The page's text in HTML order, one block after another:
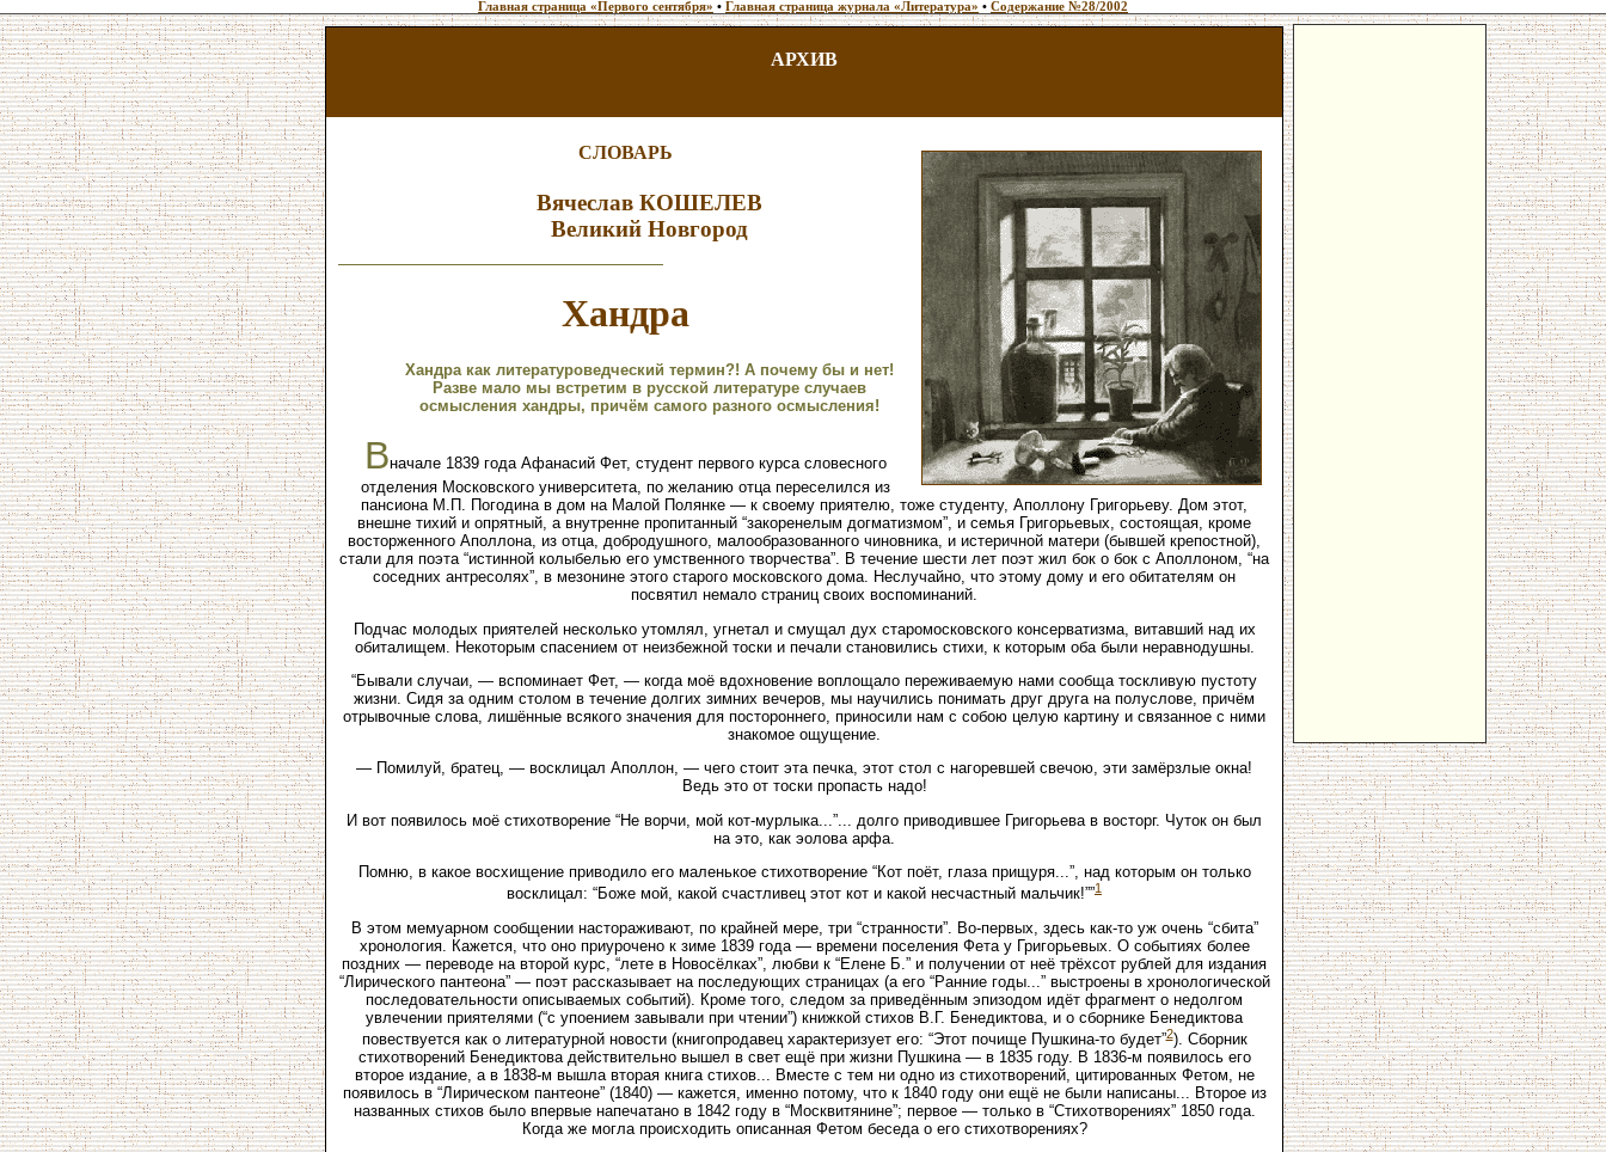
Главная страница «Первого сентября» • Главная страница журнала «Литература» • Содержание №28/2002
АРХИВ
СЛОВАРЬ
Вячеслав КОШЕЛЕВ
Великий Новгород
Хандра
Хандра как литературоведческий термин?! А почему бы и нет!
Разве мало мы встретим в русской литературе случаев
осмысления хандры, причём самого разного осмысления!
Вначале 1839 года Афанасий Фет, студент первого курса словесного
отделения Московского университета, по желанию отца переселился из
пансиона М.П. Погодина в дом на Малой Полянке — к своему приятелю, тоже студенту, Аполлону Григорьеву. Дом этот,
внешне тихий и опрятный, а внутренне пропитанный “закоренелым догматизмом”, и семья Григорьевых, состоящая, кроме
восторженного Аполлона, из отца, добродушного, малообразованного чиновника, и истеричной матери (бывшей крепостной),
стали для поэта “истинной колыбелью его умственного творчества”. В течение шести лет поэт жил бок о бок с Аполлоном, “на
соседних антресолях”, в мезонине этого старого московского дома. Неслучайно, что этому дому и его обитателям он
посвятил немало страниц своих воспоминаний.
Подчас молодых приятелей несколько утомлял, угнетал и смущал дух старомосковского консерватизма, витавший над их
обиталищем. Некоторым спасением от неизбежной тоски и печали становились стихи, к которым оба были неравнодушны.
“Бывали случаи, — вспоминает Фет, — когда моё вдохновение воплощало переживаемую нами сообща тоскливую пустоту
жизни. Сидя за одним столом в течение долгих зимних вечеров, мы научились понимать друг друга на полуслове, причём
отрывочные слова, лишённые всякого значения для постороннего, приносили нам с собою целую картину и связанное с ними
знакомое ощущение.
— Помилуй, братец, — восклицал Аполлон, — чего стоит эта печка, этот стол с нагоревшей свечою, эти замёрзлые окна!
Ведь это от тоски пропасть надо!
И вот появилось моё стихотворение “Не ворчи, мой кот-мурлыка...”... долго приводившее Григорьева в восторг. Чуток он был
на это, как эолова арфа.
Помню, в какое восхищение приводило его маленькое стихотворение “Кот поёт, глаза прищуря...”, над которым он только
восклицал: “Боже мой, какой счастливец этот кот и какой несчастный мальчик!””1
В этом мемуарном сообщении настораживают, по крайней мере, три “странности”. Во-первых, здесь как-то уж очень “сбита”
хронология. Кажется, что оно приурочено к зиме 1839 года — времени поселения Фета у Григорьевых. О событиях более
поздних — переводе на второй курс, “лете в Новосёлках”, любви к “Елене Б.” и получении от неё трёхсот рублей для издания
“Лирического пантеона” — поэт рассказывает на последующих страницах (а его “Ранние годы...” выстроены в хронологической
последовательности описываемых событий). Кроме того, следом за приведённым эпизодом идёт фрагмент о недолгом
увлечении приятелями (“с упоением завывали при чтении”) книжкой стихов В.Г. Бенедиктова, и о сборнике Бенедиктова
повествуется как о литературной новости (книгопродавец характеризует его: “Этот почище Пушкина-то будет”2). Сборник
стихотворений Бенедиктова действительно вышел в свет ещё при жизни Пушкина — в 1835 году. В 1836-м появилось его
второе издание, а в 1838-м вышла вторая книга стихов... Вместе с тем ни одно из стихотворений, цитированных Фетом, не
появилось в “Лирическом пантеоне” (1840) — кажется, именно потому, что к 1840 году они ещё не были написаны... Второе из
названных стихов было впервые напечатано в 1842 году в “Москвитянине”; первое — только в “Стихотворениях” 1850 года.
Когда же могла происходить описанная Фетом беседа о его стихотворениях?